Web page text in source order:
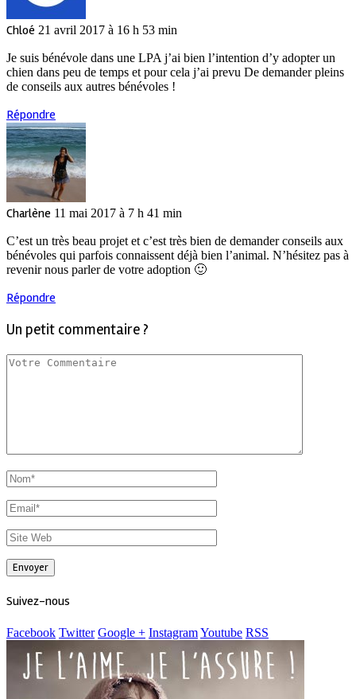
Chloé 21 avril 2017 à 16 h 53 min
Je suis bénévole dans une LPA j’ai bien l’intention d’y adopter un
chien dans peu de temps et pour cela j’ai prevu De demander pleins
de conseils aux autres bénévoles !
Répondre
Charlène 11 mai 2017 à 7 h 41 min
C’est un très beau projet et c’est très bien de demander conseils aux
bénévoles qui parfois connaissent déjà bien l’animal. N’hésitez pas à
revenir nous parler de votre adoption 🙂
Répondre
Un petit commentaire ?
Suivez-nous
Facebook Twitter Google + InstagramYoutube RSS